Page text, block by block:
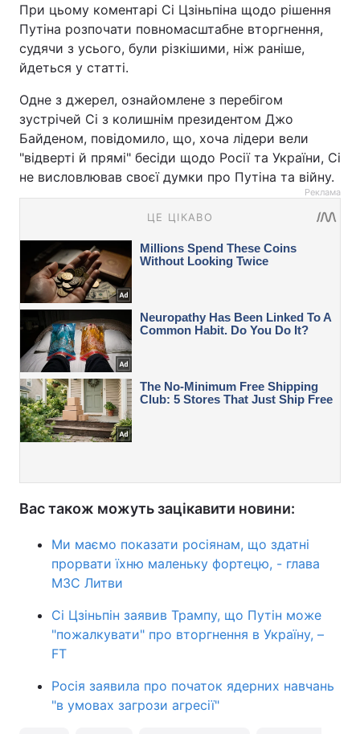
При цьому коментарі Сі Цзіньпіна щодо рішення
Путіна розпочати повномасштабне вторгнення,
судячи з усього, були різкішими, ніж раніше,
йдеться у статті.
Одне з джерел, ознайомлене з перебігом
зустрічей Сі з колишнім президентом Джо
Байденом, повідомило, що, хоча лідери вели
"відверті й прямі" бесіди щодо Росії та України, Сі
не висловлював своєї думки про Путіна та війну.
Реклама
Вас також можуть зацікавити новини:
Ми маємо показати росіянам, що здатні
прорвати їхню маленьку фортецю, - глава
МЗС Литви
Сі Цзіньпін заявив Трампу, що Путін може
"пожалкувати" про вторгнення в Україну, –
FT
Росія заявила про початок ядерних навчань
"в умовах загрози агресії"